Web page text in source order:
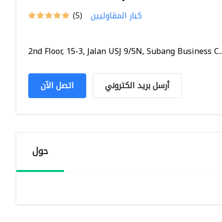
(5) كبار المقاوليين
2nd Floor, 15-3, Jalan USJ 9/5N, Subang Business
اتصل الآن أرسل بريد الكتروني
حول